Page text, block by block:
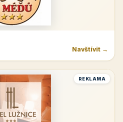
Navštívit →
REKLAMA